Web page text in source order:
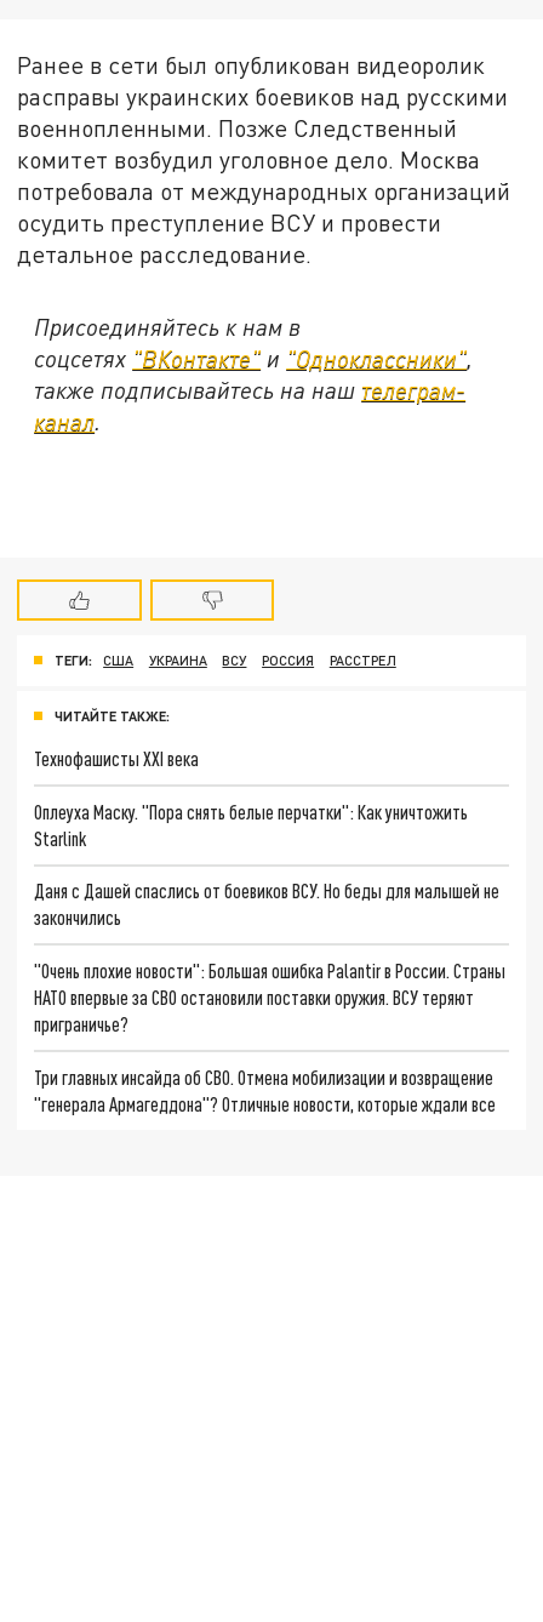
Ранее в сети был опубликован видеоролик
расправы украинских боевиков над русскими
военнопленными. Позже Следственный
комитет возбудил уголовное дело. Москва
потребовала от международных организаций
осудить преступление ВСУ и провести
детальное расследование.
Присоединяйтесь к нам в
соцсетях "ВКонтакте" и "Одноклассники",
также подписывайтесь на наш телеграм-
канал.
ТЕГИ: США УКРАИНА ВСУ РОССИЯ РАССТРЕЛ
ЧИТАЙТЕ ТАКЖЕ:
Технофашисты XXI века
Оплеуха Маску. "Пора снять белые перчатки": Как уничтожить
Starlink
Даня с Дашей спаслись от боевиков ВСУ. Но беды для малышей не
закончились
"Очень плохие новости": Большая ошибка Palantir в России. Страны
НАТО впервые за СВО остановили поставки оружия. ВСУ теряют
приграничье?
Три главных инсайда об СВО. Отмена мобилизации и возвращение
"генерала Армагеддона"? Отличные новости, которые ждали все